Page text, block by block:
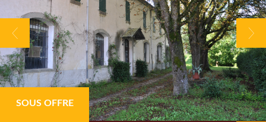
SOUS OFFRE